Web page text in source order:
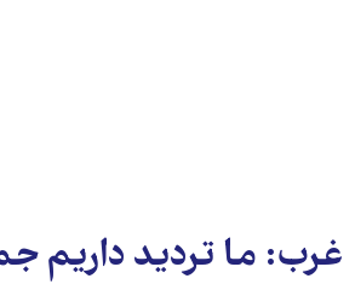
غرب: ما تردید داریم